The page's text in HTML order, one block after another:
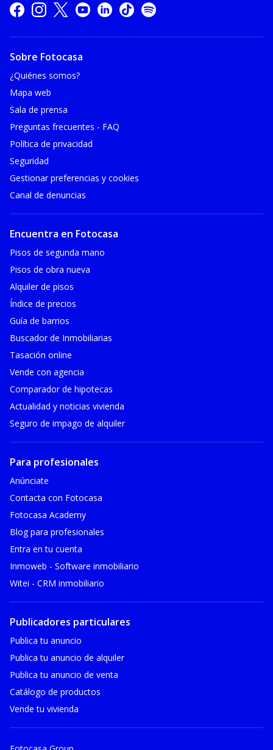
Sobre Fotocasa
¿Quiénes somos?
Mapa web
Sala de prensa
Preguntas frecuentes - FAQ
Política de privacidad
Seguridad
Gestionar preferencias y cookies
Canal de denuncias
Encuentra en Fotocasa
Pisos de segunda mano
Pisos de obra nueva
Alquiler de pisos
Índice de precios
Guía de barrios
Buscador de Inmobiliarias
Tasación online
Vende con agencia
Comparador de hipotecas
Actualidad y noticias vivienda
Seguro de impago de alquiler
Para profesionales
Anúnciate
Contacta con Fotocasa
Fotocasa Academy
Blog para profesionales
Entra en tu cuenta
Inmoweb - Software inmobiliario
Witei - CRM inmobiliario
Publicadores particulares
Publica tu anuncio
Publica tu anuncio de alquiler
Publica tu anuncio de venta
Catálogo de productos
Vende tu vivienda